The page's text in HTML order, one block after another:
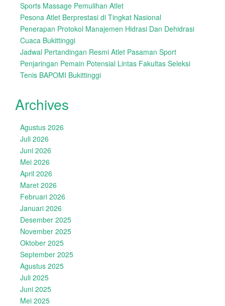
Sports Massage Pemulihan Atlet
Pesona Atlet Berprestasi di Tingkat Nasional
Penerapan Protokol Manajemen Hidrasi Dan Dehidrasi
Cuaca Bukittinggi
Jadwal Pertandingan Resmi Atlet Pasaman Sport
Penjaringan Pemain Potensial Lintas Fakultas Seleksi
Tenis BAPOMI Bukittinggi
Archives
Agustus 2026
Juli 2026
Juni 2026
Mei 2026
April 2026
Maret 2026
Februari 2026
Januari 2026
Desember 2025
November 2025
Oktober 2025
September 2025
Agustus 2025
Juli 2025
Juni 2025
Mei 2025